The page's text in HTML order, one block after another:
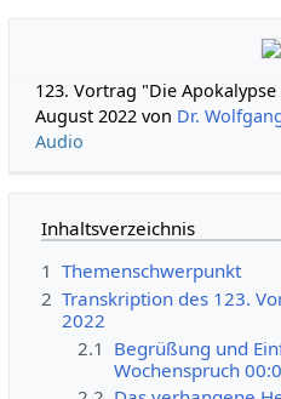
123. Vortrag "Die
August 2022 von Dr.
Audio
Inhaltsverzeichnis
1 Themenschwerpunkt
2 Transkription des 123.
2022
2.1 Begrüßung und
Wochenspruch